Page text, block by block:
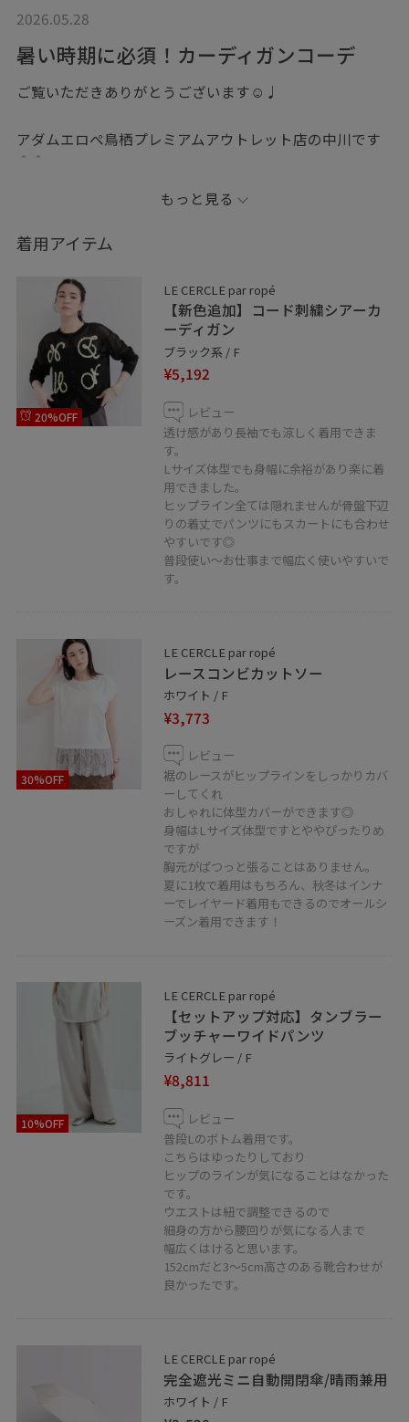
2026.05.28
暑い時期に必須！カーディガンコーデ
ご覧いただきありがとうございます☺︎♩
アダムエロペ鳥栖プレミアムアウトレット店の中川です
＾＾
低身長・ややぽっちゃりでも
着痩せして見えるスタイリングを投稿しています ⸝⋆
同じ悩みを持つ方もそうでない方も
参考にしていただけると嬉しいですˎˊ˗
☑︎低身長
商品の詳細は下記からご覧いただけます◎
することで何度でも見返すことができます♡
ぜひフォローもしていただけると嬉しいです✩*ˎˊ˗
もっと見る
着用アイテム
20%OFF
LE CERCLE par ropé
【新色追加】コード刺繍シアーカ
ーディガン
ブラック系 / F
¥5,192
レビュー
透け感があり長袖でも涼しく着用できま
す。
Lサイズ体型でも身幅に余裕があり楽に着
用できました。
ヒップライン全ては隠れませんが骨盤下辺
りの着丈でパンツにもスカートにも合わせ
やすいです◎
普段使い〜お仕事まで幅広く使いやすいで
す。
30%OFF
LE CERCLE par ropé
レースコンビカットソー
ホワイト / F
¥3,773
レビュー
裾のレースがヒップラインをしっかりカバ
ーしてくれ
おしゃれに体型カバーができます◎
身幅はLサイズ体型ですとややぴったりめ
ですが
胸元がぱつっと張ることはありません。
夏に1枚で着用はもちろん、秋冬はインナ
ーでレイヤード着用もできるのでオールシ
ーズン着用できます！
10%OFF
LE CERCLE par ropé
【セットアップ対応】タンブラー
ブッチャーワイドパンツ
ライトグレー / F
¥8,811
レビュー
普段Lのボトム着用です。
こちらはゆったりしており
ヒップのラインが気になることはなかった
です。
ウエストは紐で調整できるので
細身の方から腰回りが気になる人まで
幅広くはけると思います。
152cmだと3〜5cm高さのある靴合わせが
良かったです。
LE CERCLE par ropé
完全遮光ミニ自動開閉傘/晴雨兼用
ホワイト / F